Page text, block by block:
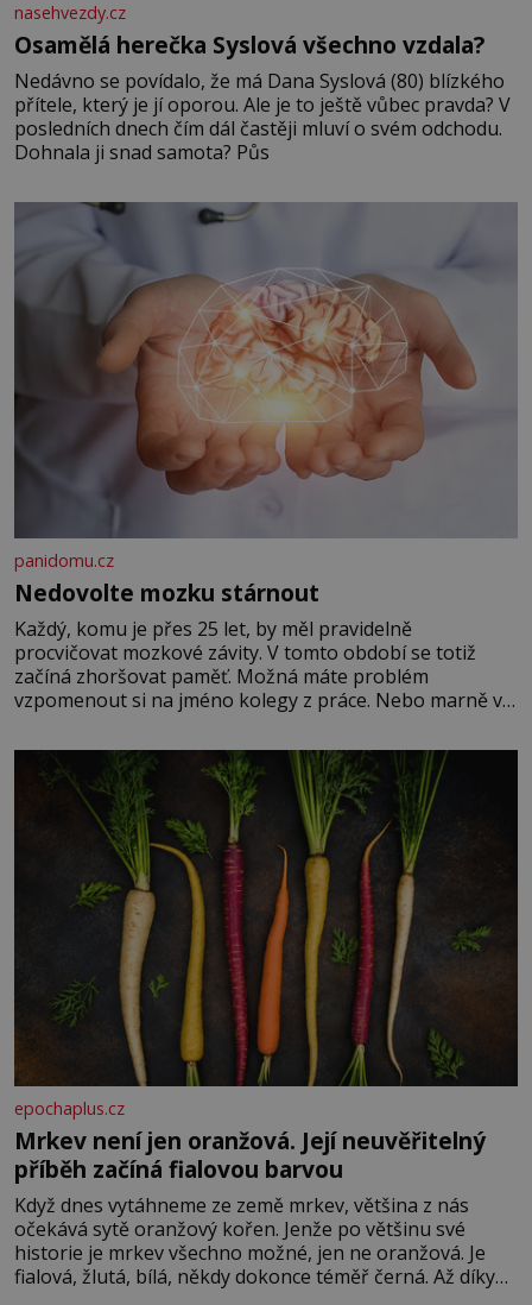
nasehvezdy.cz
Osamělá herečka Syslová všechno vzdala?
Nedávno se povídalo, že má Dana Syslová (80) blízkého
přítele, který je jí oporou. Ale je to ještě vůbec pravda? V
posledních dnech čím dál častěji mluví o svém odchodu.
Dohnala ji snad samota? Půs
panidomu.cz
Nedovolte mozku stárnout
Každý, komu je přes 25 let, by měl pravidelně
procvičovat mozkové závity. V tomto období se totiž
začíná zhoršovat paměť. Možná máte problém
vzpomenout si na jméno kolegy z práce. Nebo marně v
Je to opravdu tak, s věkem jako kdyby se paměť
rozhodla stávkovat. Cvičte
epochaplus.cz
Mrkev není jen oranžová. Její neuvěřitelný
příběh začíná fialovou barvou
Když dnes vytáhneme ze země mrkev, většina z nás
očekává sytě oranžový kořen. Jenže po většinu své
historie je mrkev všechno možné, jen ne oranžová. Je
fialová, žlutá, bílá, někdy dokonce téměř černá. Až díky